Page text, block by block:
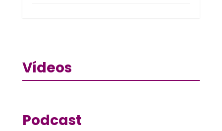
Vídeos
Podcast